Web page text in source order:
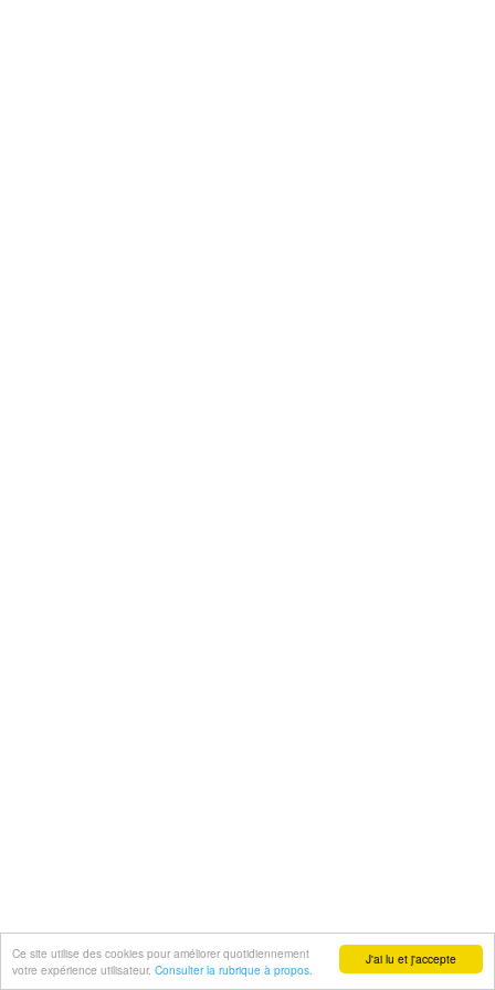
J'ai lu et j'accepte
Ce site utilise des cookies pour améliorer quotidiennement
votre expérience utilisateur. Consulter la rubrique à propos.